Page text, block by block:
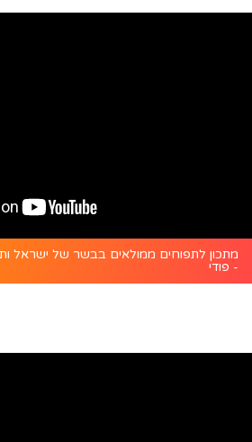
מתכון לתפוחים ממולאים בבשר של ישראל
- פודי